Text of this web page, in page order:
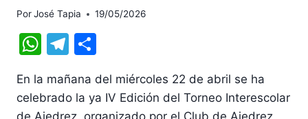
PorJosé Tapia 19/05/2026
WhatsApp
Telegram
En la mañana del miércoles 22 de abril se ha
celebrado la ya IV Edición del Torneo Interescolar